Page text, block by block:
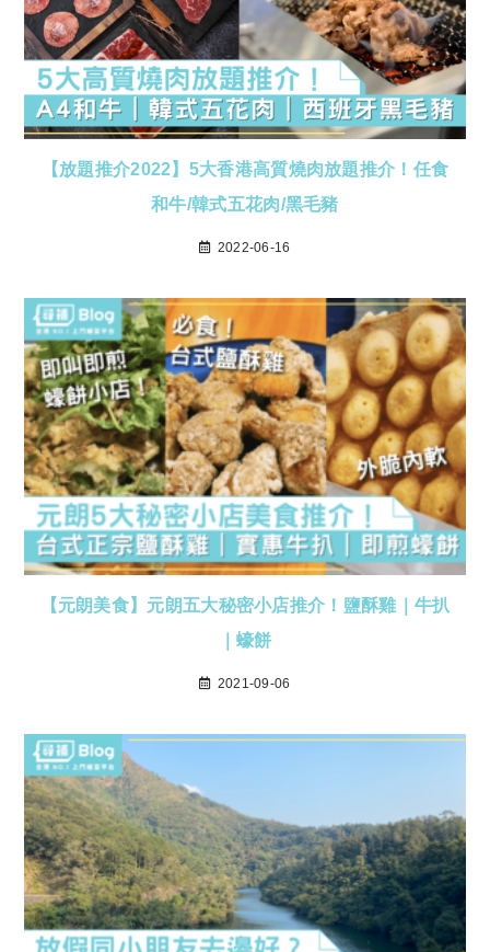
【放題推介2022】5大香港高質燒肉放題推介！任食
和牛/韓式五花肉/黑毛豬
2022-06-16
【元朗美食】元朗五大秘密小店推介！鹽酥雞｜牛扒
｜蠔餅
2021-09-06